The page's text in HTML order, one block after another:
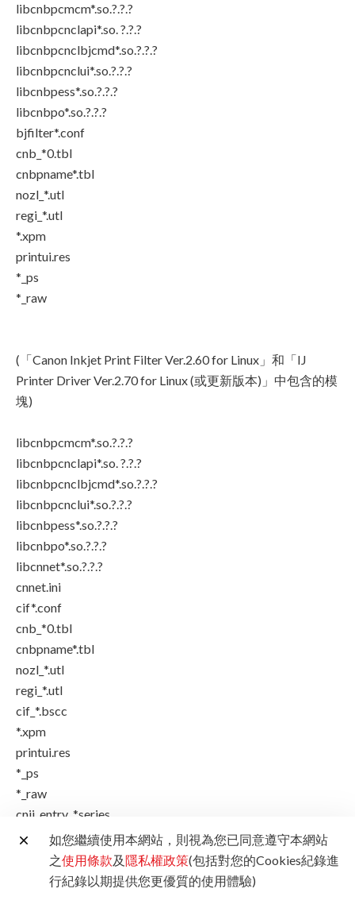
libcnbpcmcm*.so.?.?.?
libcnbpcnclapi*.so. ?.?.?
libcnbpcnclbjcmd*.so.?.?.?
libcnbpcnclui*.so.?.?.?
libcnbpess*.so.?.?.?
libcnbpo*.so.?.?.?
bjfilter*.conf
cnb_*0.tbl
cnbpname*.tbl
nozl_*.utl
regi_*.utl
*.xpm
printui.res
*_ps
*_raw
(「Canon Inkjet Print Filter Ver.2.60 for Linux」和「IJ
Printer Driver Ver.2.70 for Linux (或更新版本)」中包含的模
塊)
libcnbpcmcm*.so.?.?.?
libcnbpcnclapi*.so. ?.?.?
libcnbpcnclbjcmd*.so.?.?.?
libcnbpcnclui*.so.?.?.?
libcnbpess*.so.?.?.?
libcnbpo*.so.?.?.?
libcnnet*.so.?.?.?
cnnet.ini
cif*.conf
cnb_*0.tbl
cnbpname*.tbl
nozl_*.utl
regi_*.utl
cif_*.bscc
*.xpm
printui.res
*_ps
*_raw
cnij_entry_*series
cnij_entry
cnb_*.res
81-canonij_prn.rules
如您繼續使用本網站，則視為您已同意遵守本網站
之使用條款及隱私權政策(包括對您的Cookies紀錄進
行紀錄以期提供您更優質的使用體驗)